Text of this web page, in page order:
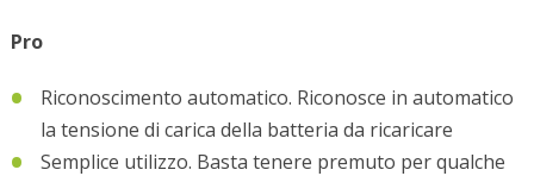
Pro
Riconoscimento automatico. Riconosce in automatico
la tensione di carica della batteria da ricaricare
Semplice utilizzo. Basta tenere premuto per qualche